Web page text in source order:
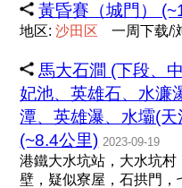
黃昏賽（城門）
地区:沙田 区 一周下载/
馬大石澗 (下段、
妃池、英雄石、水濂
潭、英雄瀑、水壩(
(~8.4公里) 2023-09-19
港鐵大水坑站，大水坑村
壁，疑似寮屋，石拱門